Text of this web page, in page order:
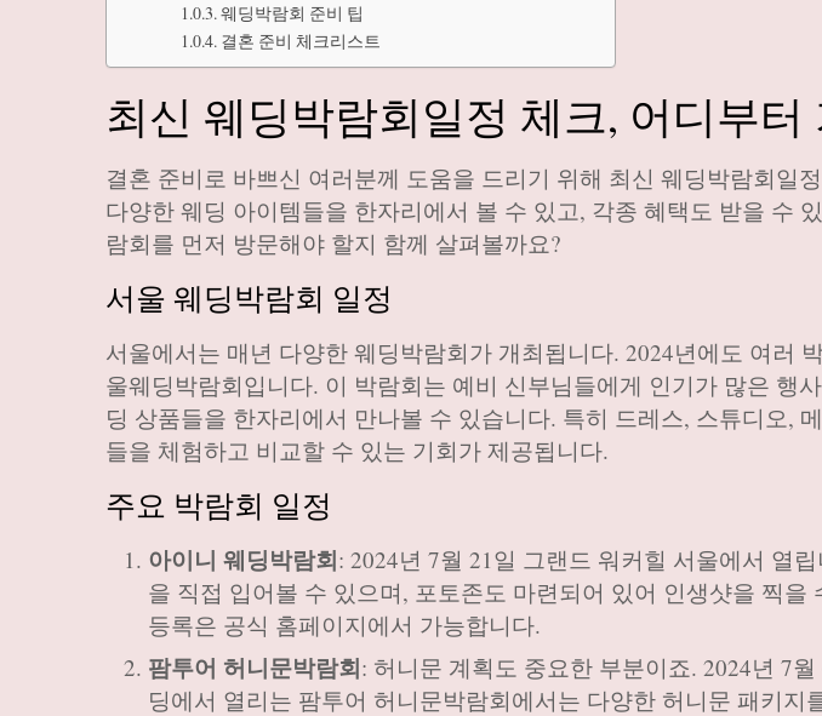
웨딩박람회 준비 팁
결혼 준비 체크리스트
최신 웨딩박람회일정 체크, 어디부터
결혼 준비로 바쁘신 여러분께 도움을 드리기 위해 최신 웨딩박람회일
다양한 웨딩 아이템들을 한자리에서 볼 수 있고, 각종 혜택도 받을 수
람회를 먼저 방문해야 할지 함께 살펴볼까요?
서울 웨딩박람회 일정
서울에서는 매년 다양한 웨딩박람회가 개최됩니다. 2024년에도 여러
울웨딩박람회입니다. 이 박람회는 예비 신부님들에게 인기가 많은 행
딩 상품들을 한자리에서 만나볼 수 있습니다. 특히 드레스, 스튜디오,
들을 체험하고 비교할 수 있는 기회가 제공됩니다.
주요 박람회 일정
아이니 웨딩박람회: 2024년 7월 21일 그랜드 워커힐 서울에서 열
을 직접 입어볼 수 있으며, 포토존도 마련되어 있어 인생샷을 찍을
등록은 공식 홈페이지에서 가능합니다.
팜투어 허니문박람회: 허니문 계획도 중요한 부분이죠. 2024년 7
딩에서 열리는 팜투어 허니문박람회에서는 다양한 허니문 패키지